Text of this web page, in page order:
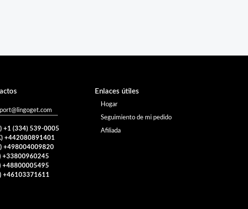
+1 (334) 539-0005
+442080891401
+498004009820
+33800960245
+48800005495
+46103371611
Enlaces útiles
Hogar
Seguimiento de mi pedido
Afiliada